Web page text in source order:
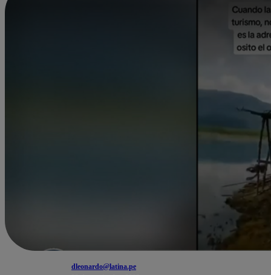
dleonardo@latina.pe